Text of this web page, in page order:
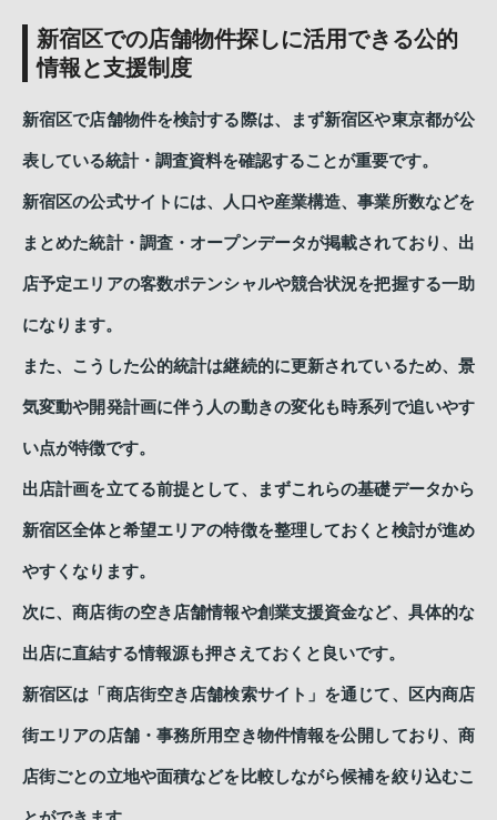
新宿区での店舗物件探しに活用できる公的
情報と支援制度
新宿区で店舗物件を検討する際は、まず新宿区や東京都が公
表している統計・調査資料を確認することが重要です。
新宿区の公式サイトには、人口や産業構造、事業所数などを
まとめた統計・調査・オープンデータが掲載されており、出
店予定エリアの客数ポテンシャルや競合状況を把握する一助
になります。
また、こうした公的統計は継続的に更新されているため、景
気変動や開発計画に伴う人の動きの変化も時系列で追いやす
い点が特徴です。
出店計画を立てる前提として、まずこれらの基礎データから
新宿区全体と希望エリアの特徴を整理しておくと検討が進め
やすくなります。
次に、商店街の空き店舗情報や創業支援資金など、具体的な
出店に直結する情報源も押さえておくと良いです。
新宿区は「商店街空き店舗検索サイト」を通じて、区内商店
街エリアの店舗・事務所用空き物件情報を公開しており、商
店街ごとの立地や面積などを比較しながら候補を絞り込むこ